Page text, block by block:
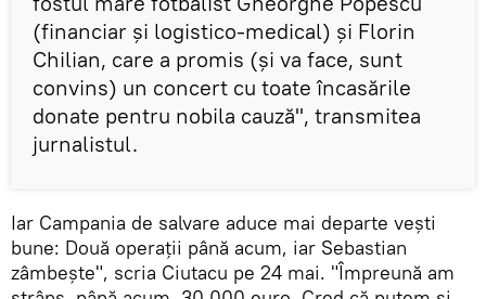
(financiar și logistico-medical) și Florin
Chilian, care a promis (și va face, sunt
convins) un concert cu toate încasările
donate pentru nobila cauză", transmitea
jurnalistul.
Iar Campania de salvare aduce mai departe vești
bune: Două operații până acum, iar Sebastian
zâmbește", scria Ciutacu pe 24 mai. "Împreună am